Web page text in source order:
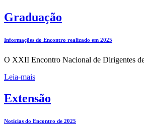
Graduação
Informações do Encontro realizado em 2025
O XXII Encontro Nacional de Dirigentes
Leia-mais
Extensão
Notícias do Encontro de 2025